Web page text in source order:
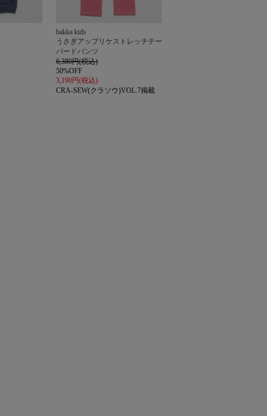
hakka kids
うさぎアップリケストレッチテー
パードパンツ
6,380円(税込)
50%OFF
3,190円(税込)
CRA-SEW(クラソウ)VOL.7掲載